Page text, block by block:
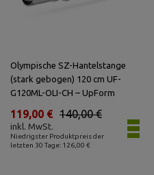
Olympische SZ-Hantelstange
(stark gebogen) 120 cm UF-
G120ML-OLI-CH – UpForm
Niedrigster Produktpreis der
letzten 30 Tage: 126,00 €
140,00 €
119,00 €
inkl. MwSt.